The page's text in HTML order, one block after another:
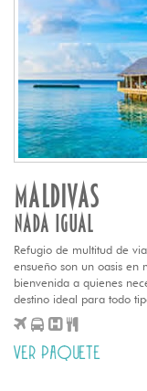
MALDIVAS
NADA IGUAL
Refugio de multitud de
ensueño son un oasis en
bienvenida a quienes
destino ideal para todo
VER PAQUETE